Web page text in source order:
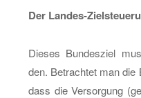
Der Lan­des-
Die­ses Bun­des­ziel
den. Be­trach­tet man die
dass die Ver­sor­gung